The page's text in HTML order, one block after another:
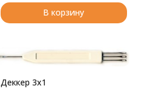
В корзину
Деккер 3х1